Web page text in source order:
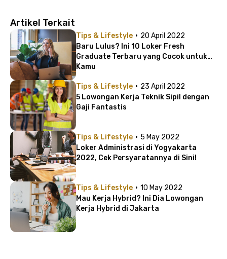
Artikel Terkait
Tips & Lifestyle · 20 April 2022
Baru Lulus? Ini 10 Loker Fresh
Graduate Terbaru yang Cocok untuk
Kamu
Tips & Lifestyle · 23 April 2022
5 Lowongan Kerja Teknik Sipil dengan
Gaji Fantastis
Tips & Lifestyle · 5 May 2022
Loker Administrasi di Yogyakarta
2022, Cek Persyaratannya di Sini!
Tips & Lifestyle · 10 May 2022
Mau Kerja Hybrid? Ini Dia Lowongan
Kerja Hybrid di Jakarta